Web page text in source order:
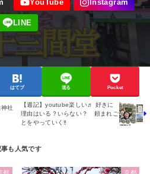
はてブ 送る Pocket
神社
【週記】youtube楽しい♬ 好きに
理由はいる？いらない？ 頼まれご
とをやっていく‼
都 京都